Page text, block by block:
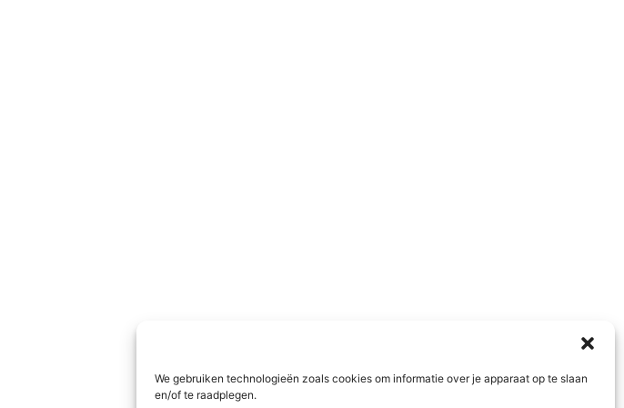
We gebruiken technologieën zoals cookies om informatie over je apparaat op te slaan
en/of te raadplegen.